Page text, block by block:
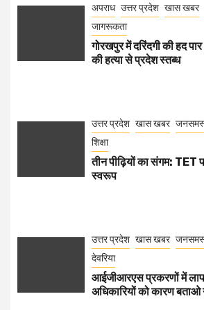
अपराध उत्तर प्रदेश खास खबर
जागरूकता
गोरखपुर में दरिंदगी की हद
की हत्या से प्रदेश स्तब्ध
उत्तर प्रदेश खास खबर
शिक्षा
तीन पीढ़ियों का संगम: TET
स्वरूप
उत्तर प्रदेश खास खबर
देवरिया
आईजीआरएस प्रकरणों में
अधिकारियों को कारण बताओ